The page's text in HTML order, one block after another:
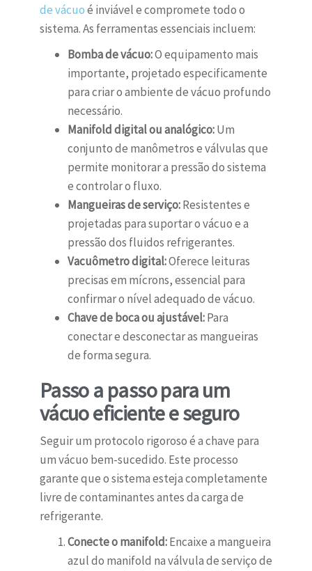
de vácuoé inviável e compromete todo o
sistema. As ferramentas essenciais incluem:
Bomba de vácuo:O equipamento mais
importante, projetado especificamente
para criar o ambiente de vácuo profundo
necessário.
Manifold digital ou analógico:Um
conjunto de manômetros e válvulas que
permite monitorar a pressão do sistema
e controlar o fluxo.
Mangueiras de serviço:Resistentes e
projetadas para suportar o vácuo e a
pressão dos fluidos refrigerantes.
Vacuômetro digital:Oferece leituras
precisas em mícrons, essencial para
confirmar o nível adequado de vácuo.
Chave de boca ou ajustável:Para
conectar e desconectar as mangueiras
de forma segura.
Passo a passo para um
vácuo eficiente e seguro
Seguir um protocolo rigoroso é a chave para
um vácuo bem-sucedido. Este processo
garante que o sistema esteja completamente
livre de contaminantes antes da carga de
refrigerante.
Conecte o manifold:Encaixe a mangueira
azul do manifold na válvula de serviço de